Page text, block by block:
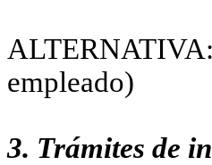
empleado)
3. Trámites de